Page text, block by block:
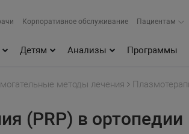
Корпоративное обслуживание Пациентам
Детям Анализы Программы
методы лечения
(PRP) в ортопедии